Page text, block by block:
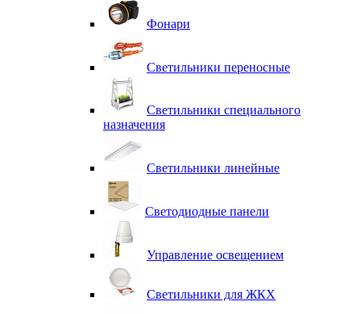
Фонари
Светильники переносные
Светильники специального
назначения
Светильники линейные
Светодиодные панели
Управление освещением
Светильники для ЖКХ